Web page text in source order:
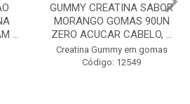
...
GUMMY CREATINA SABOR
MORANGO GOMAS 90UN
ZERO ACUCAR CABELO, ...
Creatina Gummy em gomas
Código: 12549